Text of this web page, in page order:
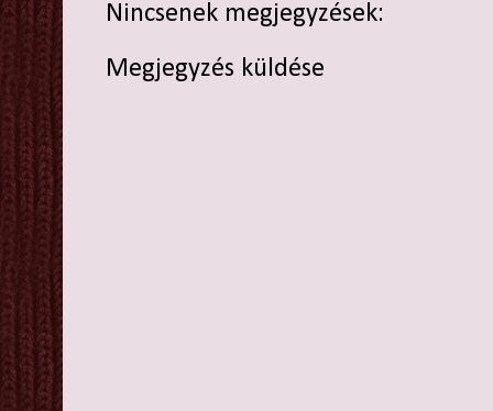
Nincsenek megjegyzések:
Megjegyzés küldése